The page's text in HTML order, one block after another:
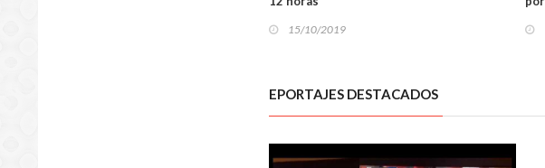
15/10/2019
EPORTAJES DESTACADOS